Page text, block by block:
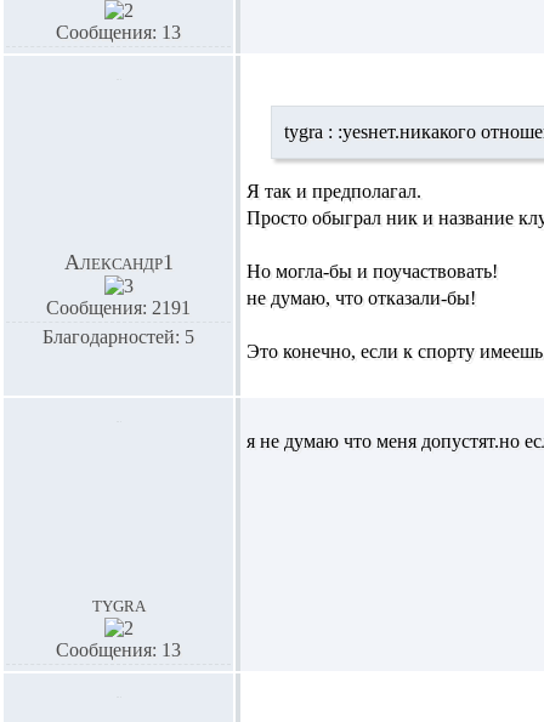
Сообщения: 13
Александр1
Сообщения: 2191
Благодарностей: 5
tygra : :yesнет.никакого
Я так и предполагал.
Просто обыграл ник и название
Но могла-бы и поучаствовать!
не думаю, что отказали-бы!
Это конечно, если к спорту
tygra
Сообщения: 13
я не думаю что меня допустят.но